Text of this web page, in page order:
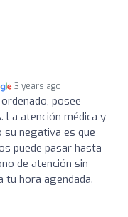
3 years ago
posee
La atención médica y
su negativa es que
puede pasar hasta
de atención sin
tu hora agendada.